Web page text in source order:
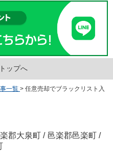
ップへ
一覧 > 任意売却でブラックリスト入
郡大泉町 / 邑楽郡邑楽町 /